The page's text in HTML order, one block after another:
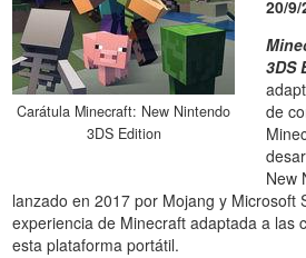
Carátula Minecraft: New Nintendo
3DS Edition
20/9/
3DS
de
New
lanzado en 2017 por Mojang y Microsoft
experiencia de Minecraft adaptada a las
esta plataforma portátil.